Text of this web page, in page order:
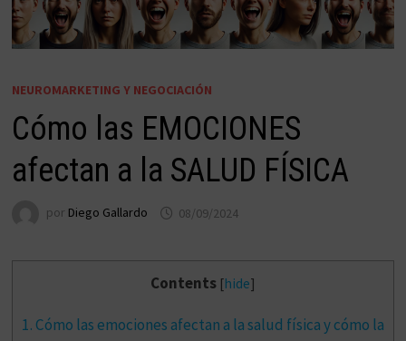
NEUROMARKETING Y NEGOCIACIÓN
Cómo las EMOCIONES
afectan a la SALUD FÍSICA
por Diego Gallardo 08/09/2024
Contents [hide]
1. Cómo las emociones afectan a la salud física y cómo la